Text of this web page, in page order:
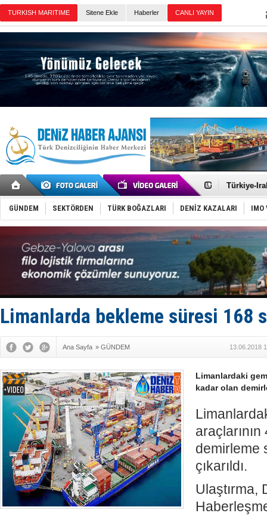
Sitene Ekle Haberler
İTU AUV,
LNG
Türkiye-
Türk
Deniz
DÖDER,
Fairline,
Baltık
Runit
Limana
Türk
Hüseyin
Hat-San
GÜNDEM SEKTÖRDEN TÜRK BOĞAZLARI DENİZ KAZALARI IMO
Limanlarda bekleme süresi 168
Ana Sayfa » GÜNDEM 13.06.2018
Limanlardaki
kadar olan
demirleme
çıkarıldı.
Ulaştırma,